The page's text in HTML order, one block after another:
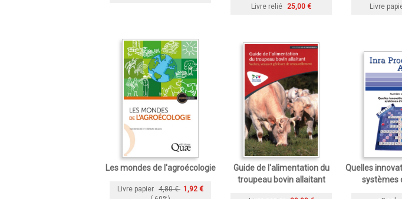
Livre relié 25,00 € Livre
Les mondes de l'agroécologie
Livre papier 4,80 € 1,92 €
Guide de l'alimentation du
troupeau bovin allaitant
Quelles
systèmes